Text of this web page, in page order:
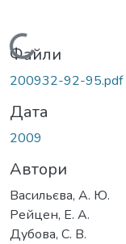
Вантажиться...
Файли
200932-92-95.pdf
Дата
2009
Автори
Васильєва, А. Ю.
Рейцен, Е. А.
Дубова, С. В.